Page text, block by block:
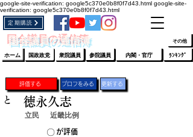
google-site-verification: google5c370e0b8f0f7d43.html google-site-
verification: google5c370e0b8f0f7d43.html
​国会議員の通信簿
定期購読
ホーム 国政政党 衆院議員 参院議員 ﾗﾝｷﾝｸﾞ
内閣・官庁
その他
評価する プロフをみる 更新する
立民 近畿比例
​が評価
と 徳永久志
​〇​